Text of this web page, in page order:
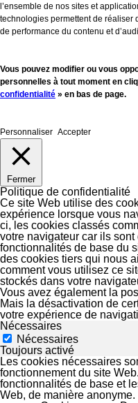
l’ensemble de nos sites et
technologies permettent de réaliser
de performance du contenu et
Vous pouvez modifier ou vous
personnelles à tout moment en
confidentialité » en bas de page.
Personnaliser Accepter
Fermer
Politique de confidentialité
Ce site Web utilise des
expérience lorsque vous
ci, les cookies classés
votre navigateur car ils
fonctionnalités de base du
des cookies tiers qui nous
comment vous utilisez ce
stockés dans votre
Vous avez également la
Mais la désactivation de
votre expérience de
Nécessaires
Nécessaires
Toujours activé
Les cookies nécessaires
fonctionnement du site
fonctionnalités de base et
Web, de manière anonyme.